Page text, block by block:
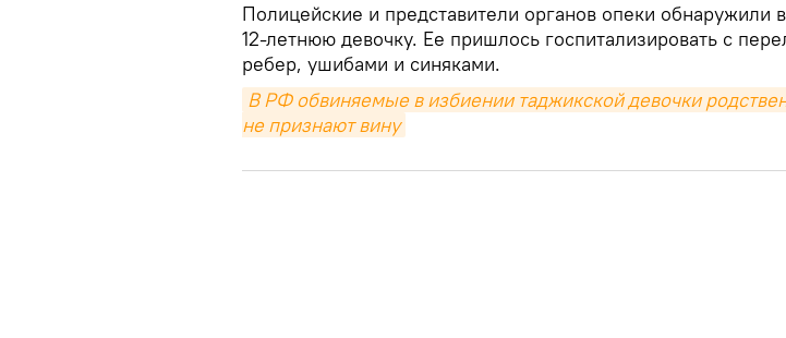
Полицейские и представители органов опеки обнаружили
12-летнюю девочку. Ее пришлось госпитализировать с
ребер, ушибами и синяками.
В РФ обвиняемые в избиении таджикской девочки
не признают вину